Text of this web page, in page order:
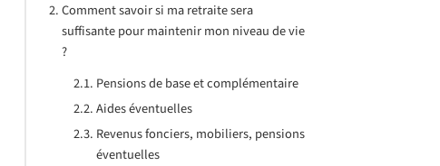
Comment savoir si ma retraite sera
suffisante pour maintenir mon niveau de vie
?
Pensions de base et complémentaire
Aides éventuelles
Revenus fonciers, mobiliers, pensions
éventuelles